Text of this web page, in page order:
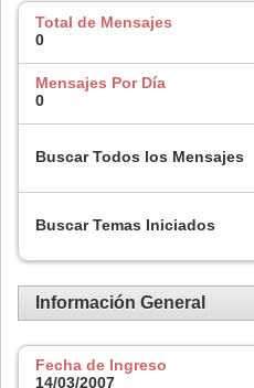
Total de Mensajes
0
Mensajes Por Día
0
Buscar Todos los Mensajes
Buscar Temas Iniciados
Información General
Fecha de Ingreso
14/03/2007